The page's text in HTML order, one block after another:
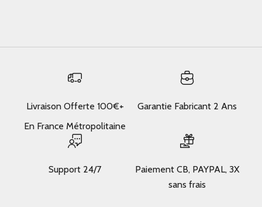
Livraison Offerte 100€+
En France Métropolitaine
Garantie Fabricant 2 Ans
Support 24/7
Paiement CB, PAYPAL, 3X
sans frais